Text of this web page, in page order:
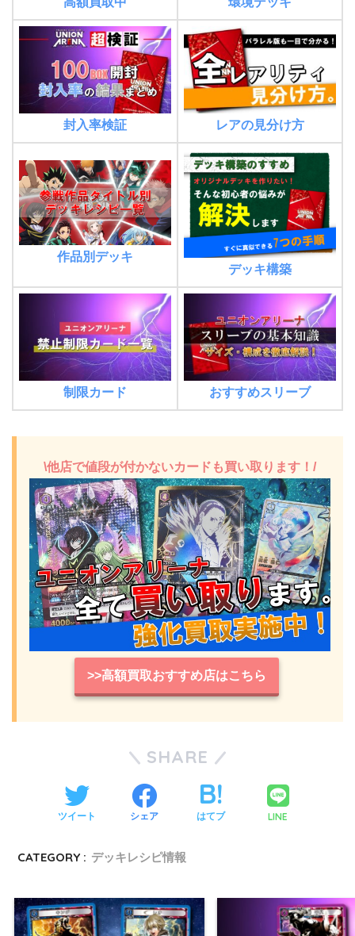
封入率検証 レアの見分け方
作品別デッキ
デッキ構築
制限カード おすすめスリーブ
\他店で値段が付かないカードも買い取ります！/
>>高額買取おすすめ店はこちら
SHARE
ツイート シェア はてブ LINE
CATEGORY : デッキレシピ情報